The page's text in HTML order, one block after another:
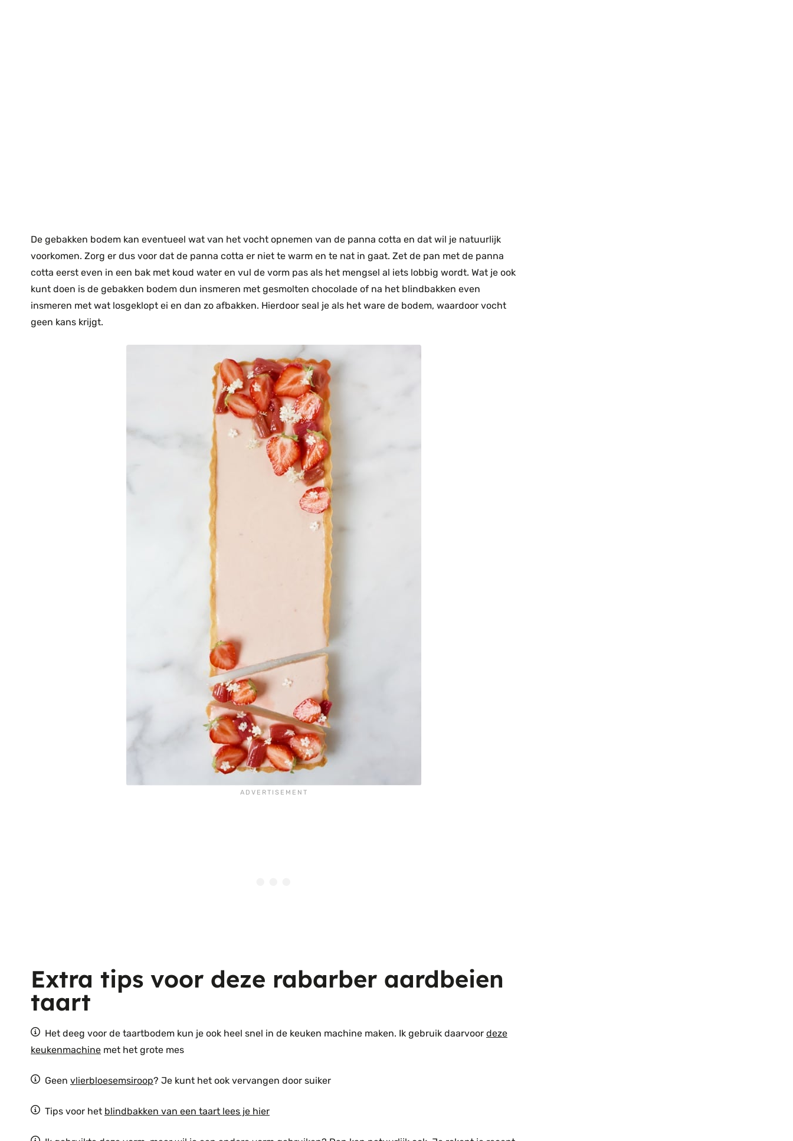
De gebakken bodem kan eventueel wat van het vocht opnemen van de panna cotta en dat wil je natuurlijk
voorkomen. Zorg er dus voor dat de panna cotta er niet te warm en te nat in gaat. Zet de pan met de panna
cotta eerst even in een bak met koud water en vul de vorm pas als het mengsel al iets lobbig wordt. Wat je ook
kunt doen is de gebakken bodem dun insmeren met gesmolten chocolade of na het blindbakken even
insmeren met wat losgeklopt ei en dan zo afbakken. Hierdoor seal je als het ware de bodem, waardoor vocht
geen kans krijgt.
Extra tips voor deze rabarber aardbeien
taart
Het deeg voor de taartbodem kun je ook heel snel in de keuken machine maken. Ik gebruik daarvoor deze
keukenmachine met het grote mes
Geen vlierbloesemsiroop? Je kunt het ook vervangen door suiker
Tips voor het blindbakken van een taart lees je hier